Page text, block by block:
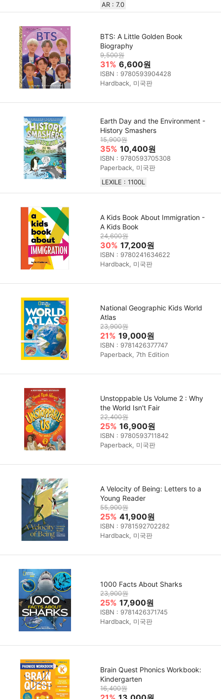
AR : 7.0
BTS: A Little Golden Book
Biography
9,500원
31% 6,600원
ISBN : 9780593904428
Hardback, 미국판
Earth Day and the Environment -
History Smashers
15,900원
35% 10,400원
ISBN : 9780593705308
Paperback, 미국판
LEXILE : 1100L
A Kids Book About Immigration -
A Kids Book
24,600원
30% 17,200원
ISBN : 9780241634622
Hardback, 미국판
National Geographic Kids World
Atlas
23,900원
21% 19,000원
ISBN : 9781426377747
Paperback, 7th Edition
Unstoppable Us Volume 2 : Why
the World Isn't Fair
22,400원
25% 16,900원
ISBN : 9780593711842
Paperback, 미국판
A Velocity of Being: Letters to a
Young Reader
55,900원
25% 41,900원
ISBN : 9781592702282
Hardback, 미국판
1000 Facts About Sharks
23,900원
25% 17,900원
ISBN : 9781426371745
Hardback, 미국판
Brain Quest Phonics Workbook:
Kindergarten
16,400원